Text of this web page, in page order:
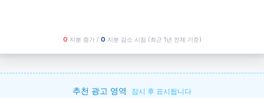
O 지분 증가 / O 지분 감소 시점 (최근 1년 전체 기준)
추천 광고 영역 잠시 후 표시됩니다